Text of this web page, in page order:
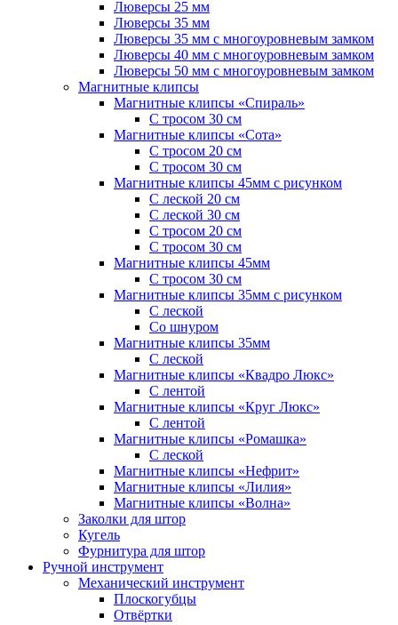
Люверсы 25 мм
Люверсы 35 мм
Люверсы 35 мм с многоуровневым замком
Люверсы 40 мм с многоуровневым замком
Люверсы 50 мм с многоуровневым замком
Магнитные клипсы
Магнитные клипсы «Спираль»
С тросом 30 см
Магнитные клипсы «Сота»
С тросом 20 см
С тросом 30 см
Магнитные клипсы 45мм с рисунком
С леской 20 см
С леской 30 см
С тросом 20 см
С тросом 30 см
Магнитные клипсы 45мм
С тросом 30 см
Магнитные клипсы 35мм с рисунком
С леской
Со шнуром
Магнитные клипсы 35мм
С леской
Магнитные клипсы «Квадро Люкс»
С лентой
Магнитные клипсы «Круг Люкс»
С лентой
Магнитные клипсы «Ромашка»
С леской
Магнитные клипсы «Нефрит»
Магнитные клипсы «Лилия»
Магнитные клипсы «Волна»
Заколки для штор
Кугель
Фурнитура для штор
Ручной инструмент
Механический инструмент
Плоскогубцы
Отвёртки